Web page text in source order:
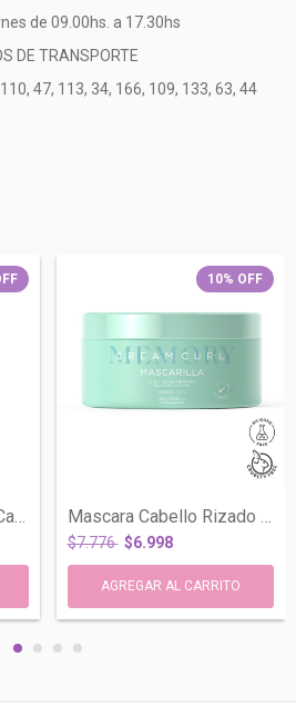
de 09.00hs. a 17.30hs
DE TRANSPORTE
47, 113, 34, 166, 109, 133, 63, 44
10% OFF
$7.776 $6.998